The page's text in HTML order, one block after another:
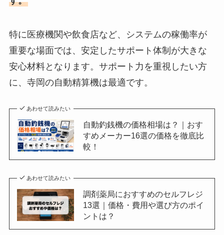
特に医療機関や飲食店など、システムの稼働率が
重要な場面では、安定したサポート体制が大きな
安心材料となります。サポート力を重視したい方
に、寺岡の自動精算機は最適です。
あわせて読みたい
自動釣銭機の価格相場は？｜おす
すめメーカー16選の価格を徹底比
較！
あわせて読みたい
調剤薬局におすすめのセルフレジ
13選｜価格・費用や選び方のポイ
ントは？